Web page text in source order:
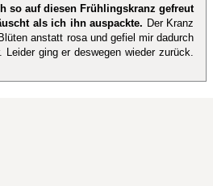
so auf diesen Frühlingskranz gefreut
als ich ihn auspackte. Der Kranz
anstatt rosa und gefiel mir dadurch
Leider ging er deswegen wieder zurück.